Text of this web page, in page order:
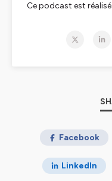
Ce podcast est
Nos experts vous
et de certains de nos
Bonne écoute !
Facebook
LinkedIn